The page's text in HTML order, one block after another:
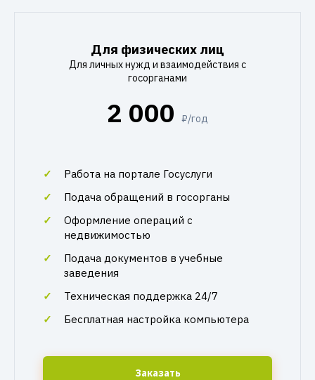
Для физических лиц
Для личных нужд и взаимодействия с
госорганами
2 000 ₽/год
Работа на портале Госуслуги
Подача обращений в госорганы
Оформление операций с
недвижимостью
Подача документов в учебные
заведения
Техническая поддержка 24/7
Бесплатная настройка компьютера
Заказать